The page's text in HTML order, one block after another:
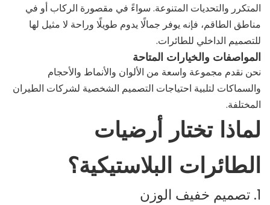
المتكرر والتحديات المتنوعة. سواءً في مقصورة الركاب أو في
مناطق الطاقم، فإنه يوفر جمالًا يدوم طويلًا وراحة لا مثيل لها
للتصميم الداخلي للطائرات.
المواصفات والخيارات المتاحة
نحن نقدم مجموعة واسعة من الألوان والأنماط والأحجام
والسماكات لتلبية احتياجات التصميم الشخصية لشركات الطيران
المختلفة.
لماذا تختار أرضيات
الطائرات البلاستيكية؟
1. تصميم خفيف الوزن